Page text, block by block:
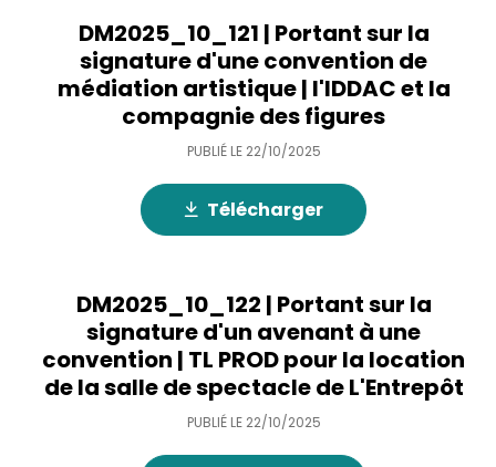
DM2025_10_121 | Portant sur la
signature d'une convention de
médiation artistique | l'IDDAC et la
compagnie des figures
PUBLIÉ LE 22/10/2025
Télécharger
DM2025_10_122 | Portant sur la
signature d'un avenant à une
convention | TL PROD pour la location
de la salle de spectacle de L'Entrepôt
PUBLIÉ LE 22/10/2025